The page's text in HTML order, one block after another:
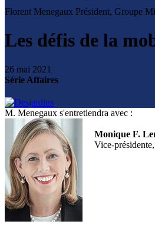
Florent Menegaux Président, Groupe
Les défis de la
26 mai 2021
Série Affaires
M. Menegaux s'entretiendra avec :
Monique F.
Vice-